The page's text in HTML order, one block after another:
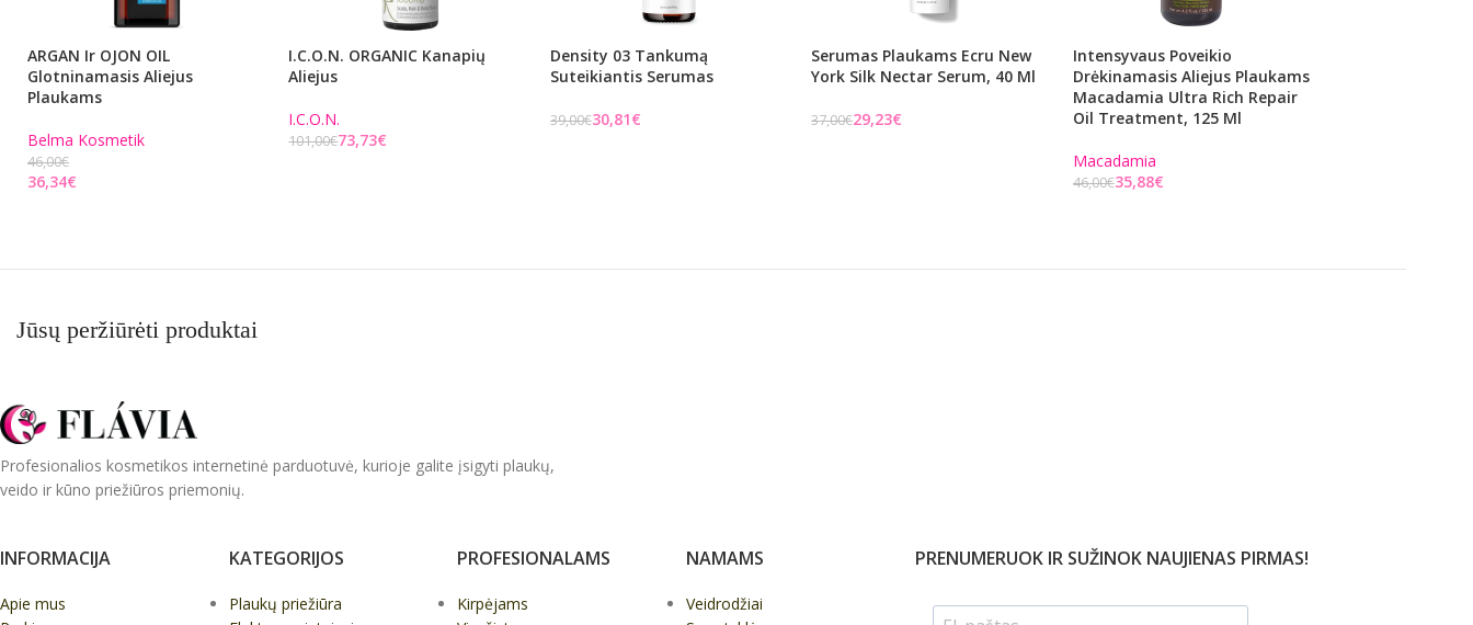
ARGAN Ir OJON OIL
Glotninamasis Aliejus
Plaukams
Belma Kosmetik
46,00€
36,34€
I.C.O.N. ORGANIC Kanapių
Aliejus
I.C.O.N.
101,00€73,73€
Density 03 Tankumą
Suteikiantis Serumas
39,00€30,81€
Serumas Plaukams Ecru New
York Silk Nectar Serum, 40 Ml
37,00€29,23€
Intensyvaus Poveikio
Drėkinamasis Aliejus Plaukams
Macadamia Ultra Rich Repair
Oil Treatment, 125 Ml
Macadamia
46,00€35,88€
Jūsų peržiūrėti produktai
Profesionalios kosmetikos internetinė parduotuvė, kurioje galite įsigyti plaukų,
veido ir kūno priežiūros priemonių.
INFORMACIJA
Apie mus
KATEGORIJOS
Plaukų priežiūra
PROFESIONALAMS
Kirpėjams
NAMAMS
Veidrodžiai
PRENUMERUOK IR SUŽINOK NAUJIENAS PIRMAS!